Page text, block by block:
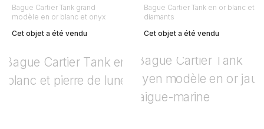
Bague Cartier Tank grand
modèle en or blanc et onyx
Cet objet a été vendu
Bague Cartier Tank en or blanc et
diamants
Cet objet a été vendu